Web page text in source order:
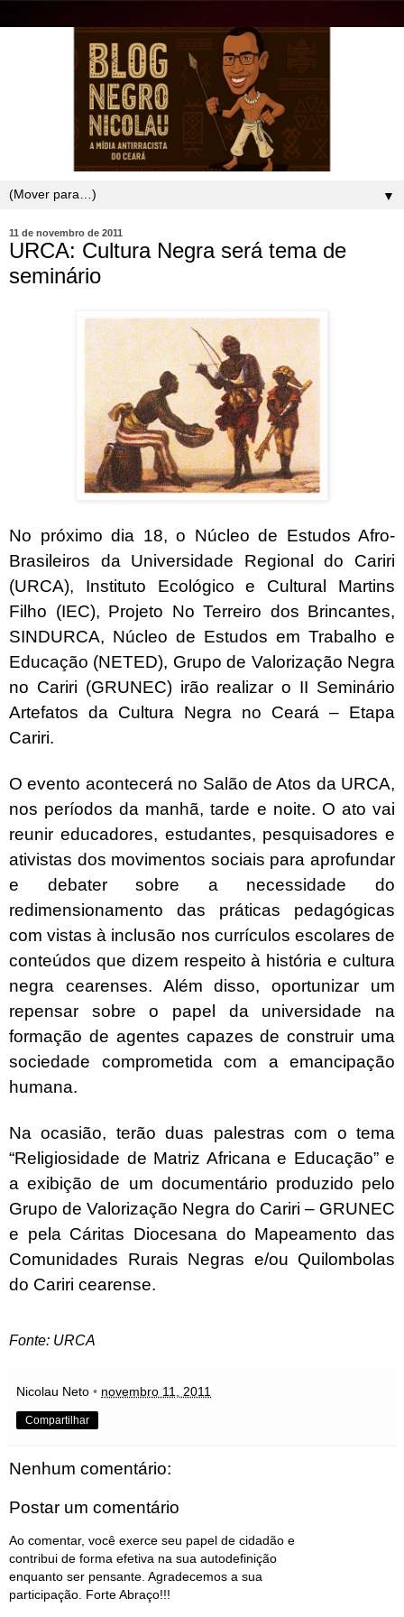
▼
11 de novembro de 2011
URCA: Cultura Negra será tema de
seminário
No próximo dia 18, o Núcleo de Estudos Afro-
Brasileiros da Universidade Regional do Cariri
(URCA), Instituto Ecológico e Cultural Martins
Filho (IEC), Projeto No Terreiro dos Brincantes,
SINDURCA, Núcleo de Estudos em Trabalho e
Educação (NETED), Grupo de Valorização Negra
no Cariri (GRUNEC) irão realizar o II Seminário
Artefatos da Cultura Negra no Ceará – Etapa
Cariri.
O evento acontecerá no Salão de Atos da URCA,
nos períodos da manhã, tarde e noite. O ato vai
reunir educadores, estudantes, pesquisadores e
ativistas dos movimentos sociais para aprofundar
e debater sobre a necessidade do
redimensionamento das práticas pedagógicas
com vistas à inclusão nos currículos escolares de
conteúdos que dizem respeito à história e cultura
negra cearenses. Além disso, oportunizar um
repensar sobre o papel da universidade na
formação de agentes capazes de construir uma
sociedade comprometida com a emancipação
humana.
Na ocasião, terão duas palestras com o tema
“Religiosidade de Matriz Africana e Educação” e
a exibição de um documentário produzido pelo
Grupo de Valorização Negra do Cariri – GRUNEC
e pela Cáritas Diocesana do Mapeamento das
Comunidades Rurais Negras e/ou Quilombolas
do Cariri cearense.
Fonte: URCA
Nicolau Neto • novembro 11, 2011
Compartilhar
Nenhum comentário:
Postar um comentário
Ao comentar, você exerce seu papel de cidadão e
contribui de forma efetiva na sua autodefinição
enquanto ser pensante. Agradecemos a sua
participação. Forte Abraço!!!